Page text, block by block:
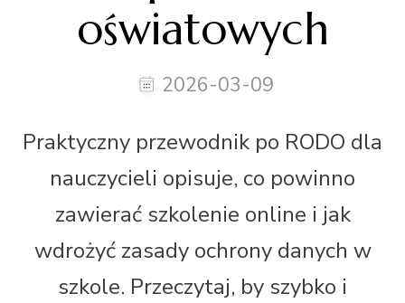
oświatowych
2026-03-09
Praktyczny przewodnik po RODO dla
nauczycieli opisuje, co powinno
zawierać szkolenie online i jak
wdrożyć zasady ochrony danych w
szkole. Przeczytaj, by szybko i